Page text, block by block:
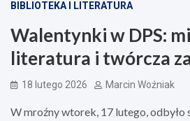
BIBLIOTEKA I LITERATURA
Walentynki w DPS:
literatura i twórcza
18 lutego 2026 Marcin Woźniak
W mroźny wtorek, 17 lutego, odbyło